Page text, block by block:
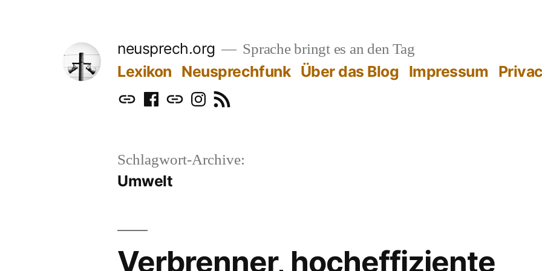
neusprech.org Sprache bringt es an den Tag
Lexikon Neusprechfunk Über das Blog Impressum
MastodonFacebook
BlueskyInstagram
RSS
Schlagwort-Archive:
Umwelt
Verbrenner, hocheffiziente